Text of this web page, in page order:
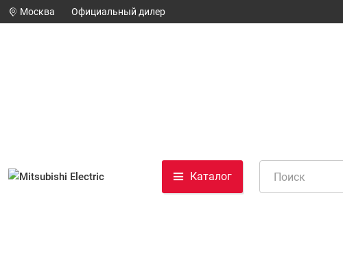
Москва Официальный дилер
Каталог